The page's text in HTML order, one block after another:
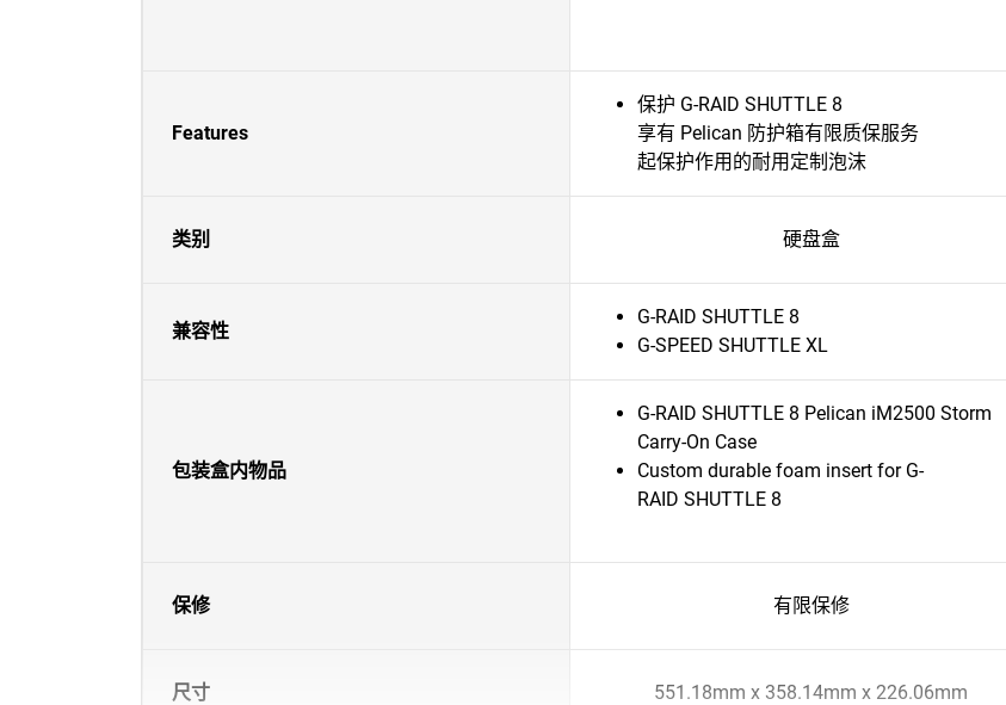
Features
保护 G-RAID SHUTTLE 8
享有 Pelican 防护箱有限质保服务
起保护作用的耐用定制泡沫
类别 硬盘盒
兼容性
G-RAID SHUTTLE 8
G-SPEED SHUTTLE XL
包装盒内物品
G-RAID SHUTTLE 8 Pelican iM2500 Storm
Carry-On Case
Custom durable foam insert for G-
RAID SHUTTLE 8
保修 有限保修
尺寸 551.18mm x 358.14mm x 226.06mm